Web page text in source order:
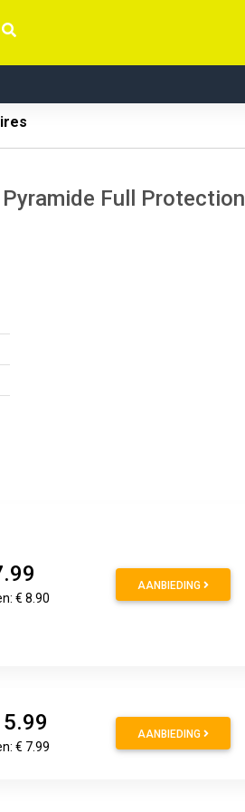
Full
€ 8.90
AANBIEDING
€ 7.99
AANBIEDING